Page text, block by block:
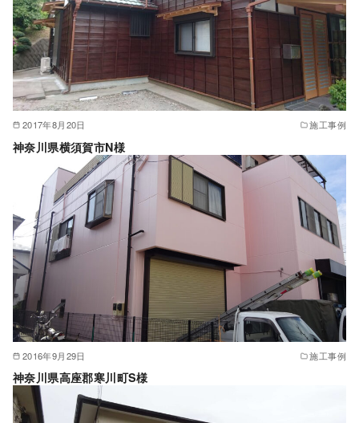
2017年8月20日 施工事例
神奈川県横須賀市N様
2016年9月29日 施工事例
神奈川県高座郡寒川町S様